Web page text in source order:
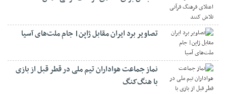
تصاویر برد ایران مقابل ژاپن| جام ملت‌های آسیا
نماز جماعت هواداران تیم ملی در قطر قبل از بازی
با هنگ‌کنگ